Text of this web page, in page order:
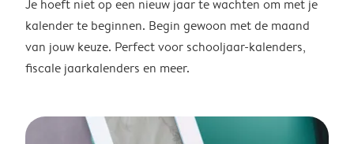
Je hoeft niet op een nieuw jaar te wachten om met je
kalender te beginnen. Begin gewoon met de maand
van jouw keuze. Perfect voor schooljaar-kalenders,
fiscale jaarkalenders en meer.